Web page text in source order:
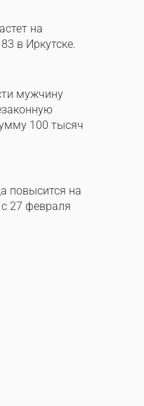
на
в Иркутске.
мужчину
100 тысяч
повысится на
27 февраля